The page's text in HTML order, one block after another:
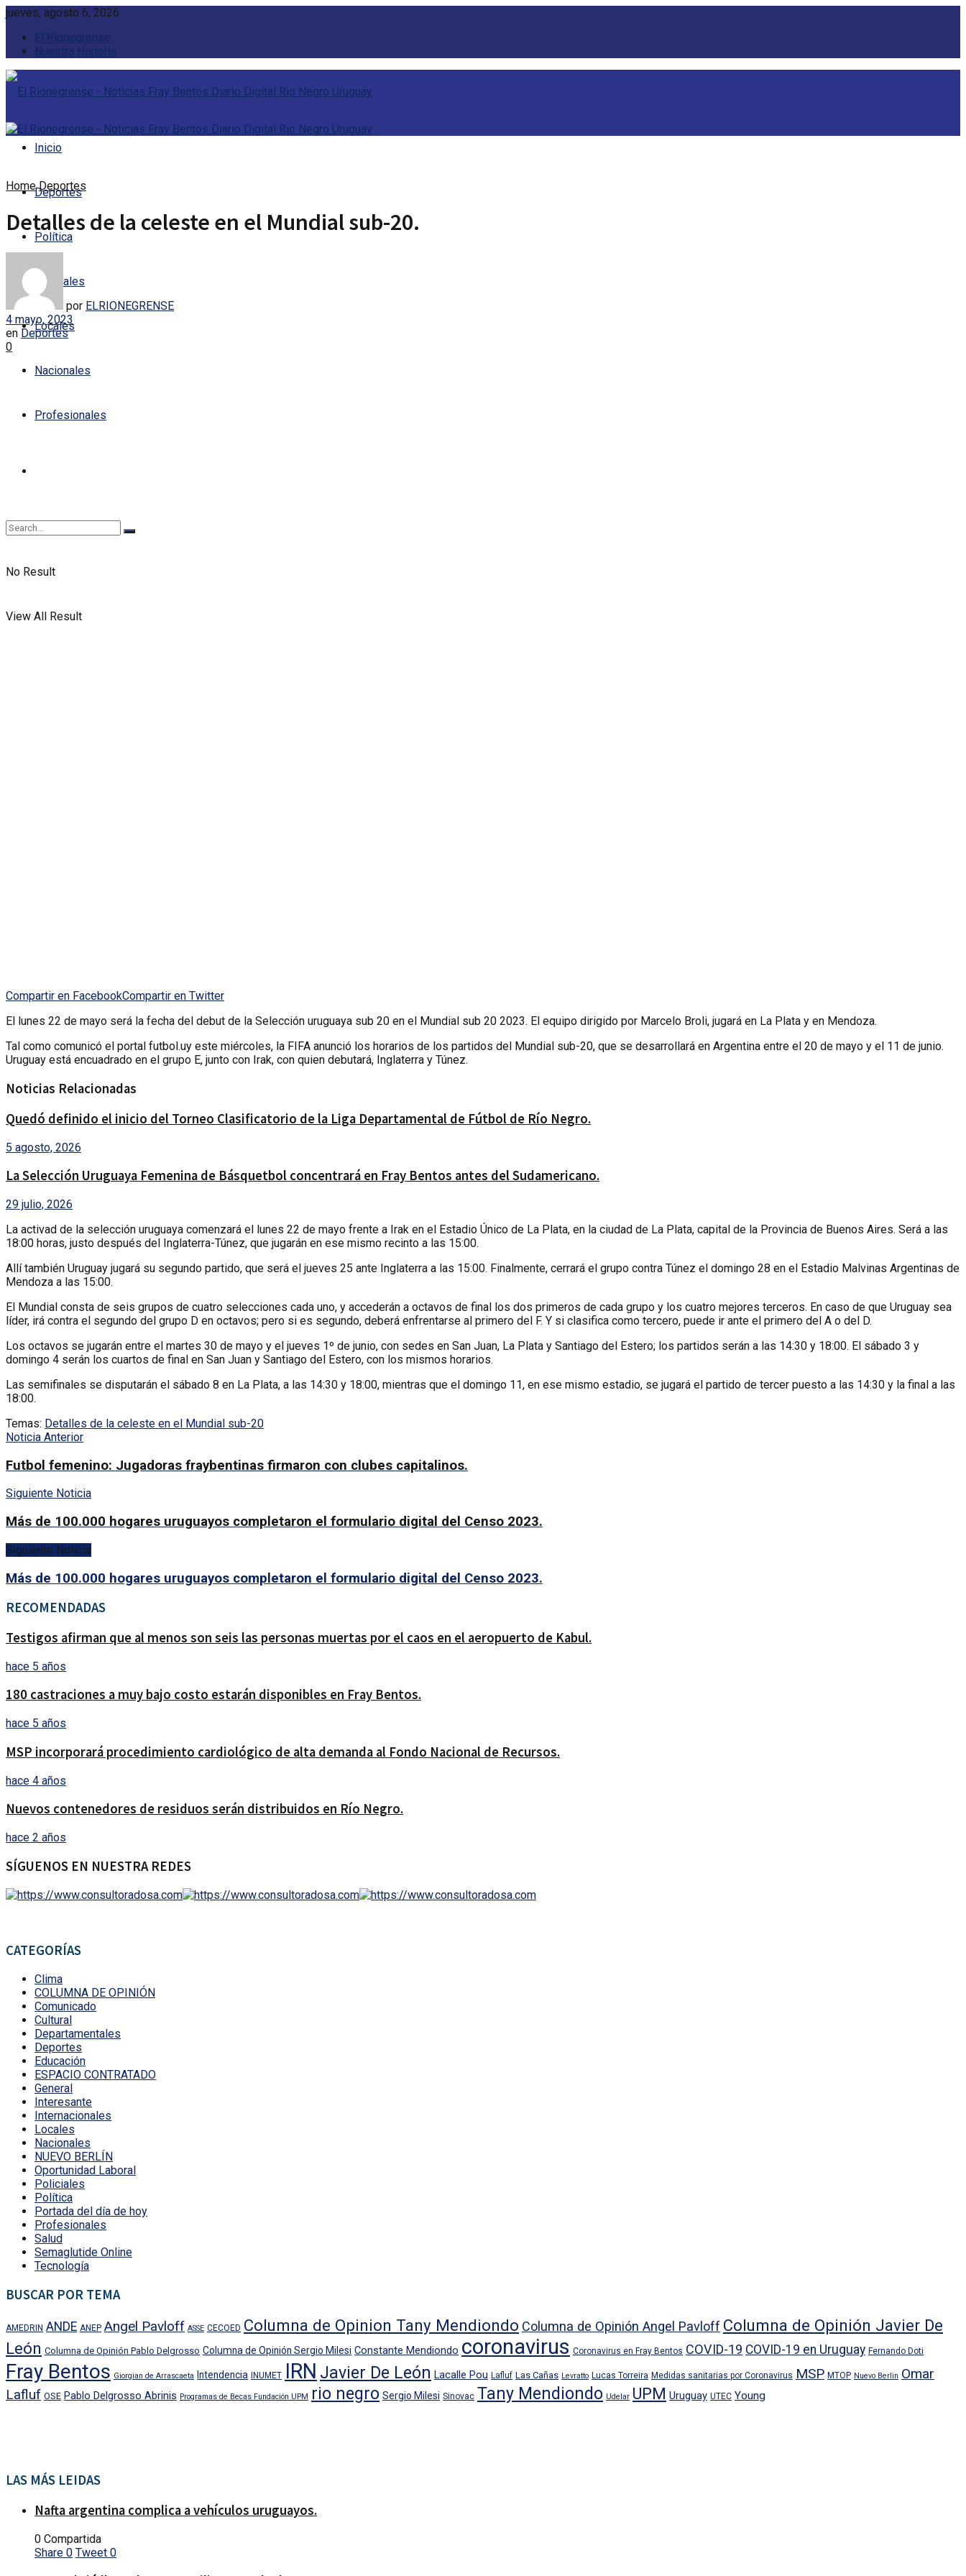
jueves, agosto 6, 2026
El Rionegrense
Nuestra Historia
Inicio
Deportes
Política
Policiales
Locales
Nacionales
Profesionales
No Result
View All Result
Home Deportes
Detalles de la celeste en el Mundial sub-20.
por ELRIONEGRENSE
4 mayo, 2023
en Deportes
0
Compartir en FacebookCompartir en Twitter
El lunes 22 de mayo será la fecha del debut de la Selección uruguaya sub 20 en el Mundial sub 20 2023. El equipo dirigido por Marcelo Broli, jugará en La Plata y en Mendoza.
Tal como comunicó el portal futbol.uy este miércoles, la FIFA anunció los horarios de los partidos del Mundial sub-20, que se desarrollará en Argentina entre el 20 de mayo y el 11 de junio.
Uruguay está encuadrado en el grupo E, junto con Irak, con quien debutará, Inglaterra y Túnez.
Noticias Relacionadas
Quedó definido el inicio del Torneo Clasificatorio de la Liga Departamental de Fútbol de Río Negro.
5 agosto, 2026
La Selección Uruguaya Femenina de Básquetbol concentrará en Fray Bentos antes del Sudamericano.
29 julio, 2026
La activad de la selección uruguaya comenzará el lunes 22 de mayo frente a Irak en el Estadio Único de La Plata, en la ciudad de La Plata, capital de la Provincia de Buenos Aires. Será a las
18:00 horas, justo después del Inglaterra-Túnez, que jugarán en ese mismo recinto a las 15:00.
Allí también Uruguay jugará su segundo partido, que será el jueves 25 ante Inglaterra a las 15:00. Finalmente, cerrará el grupo contra Túnez el domingo 28 en el Estadio Malvinas Argentinas de
Mendoza a las 15:00.
El Mundial consta de seis grupos de cuatro selecciones cada uno, y accederán a octavos de final los dos primeros de cada grupo y los cuatro mejores terceros. En caso de que Uruguay sea
líder, irá contra el segundo del grupo D en octavos; pero si es segundo, deberá enfrentarse al primero del F. Y si clasifica como tercero, puede ir ante el primero del A o del D.
Los octavos se jugarán entre el martes 30 de mayo y el jueves 1º de junio, con sedes en San Juan, La Plata y Santiago del Estero; los partidos serán a las 14:30 y 18:00. El sábado 3 y
domingo 4 serán los cuartos de final en San Juan y Santiago del Estero, con los mismos horarios.
Las semifinales se disputarán el sábado 8 en La Plata, a las 14:30 y 18:00, mientras que el domingo 11, en ese mismo estadio, se jugará el partido de tercer puesto a las 14:30 y la final a las
18:00.
Temas: Detalles de la celeste en el Mundial sub-20
Noticia Anterior
Futbol femenino: Jugadoras fraybentinas firmaron con clubes capitalinos.
Siguiente Noticia
Más de 100.000 hogares uruguayos completaron el formulario digital del Censo 2023.
Siguiente Noticia
Más de 100.000 hogares uruguayos completaron el formulario digital del Censo 2023.
RECOMENDADAS
Testigos afirman que al menos son seis las personas muertas por el caos en el aeropuerto de Kabul.
hace 5 años
180 castraciones a muy bajo costo estarán disponibles en Fray Bentos.
hace 5 años
MSP incorporará procedimiento cardiológico de alta demanda al Fondo Nacional de Recursos.
hace 4 años
Nuevos contenedores de residuos serán distribuidos en Río Negro.
hace 2 años
SÍGUENOS EN NUESTRA REDES
CATEGORÍAS
Clima
COLUMNA DE OPINIÓN
Comunicado
Cultural
Departamentales
Deportes
Educación
ESPACIO CONTRATADO
General
Interesante
Internacionales
Locales
Nacionales
NUEVO BERLÍN
Oportunidad Laboral
Policiales
Política
Portada del día de hoy
Profesionales
Salud
Semaglutide Online
Tecnología
BUSCAR POR TEMA
AMEDRIN ANDE ANEP Angel Pavloff ASSE CECOED Columna de Opinion Tany Mendiondo Columna de Opinión Angel Pavloff Columna de Opinión Javier De
León Columna de Opinión Pablo Delgrosso Columna de Opinión Sergio Milesi Constante Mendiondo coronavirus Coronavirus en Fray Bentos COVID-19 COVID-19 en Uruguay Fernando Doti
Fray Bentos Giorgian de Arrascaeta Intendencia INUMET IRN Javier De León Lacalle Pou Lafluf Las Cañas Levratto Lucas Torreira Medidas sanitarias por Coronavirus MSP MTOP Nuevo Berlin Omar
Lafluf OSE Pablo Delgrosso Abrinis Programas de Becas Fundación UPM rio negro Sergio Milesi Sinovac Tany Mendiondo Udelar UPM Uruguay UTEC Young
LAS MÁS LEIDAS
Nafta argentina complica a vehículos uruguayos.
0 Compartida
Share 0 Tweet 0